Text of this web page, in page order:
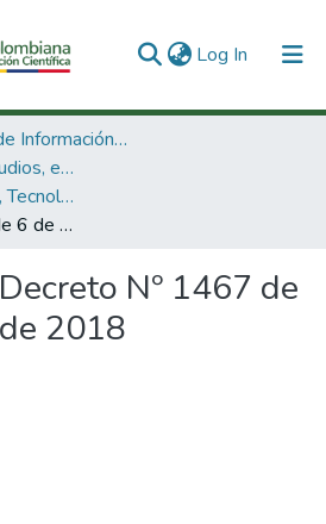
Log In (current)
3. Recursos de Información Científica y Tecnológica
3.2.1. Políticas, estudios, evaluaciones e indicadores de CTeI
Políticas de Ciencia, Tecnología e Innovación
Decreto Nº 1467 de 6 de agosto de 2018
Decreto Nº 1467 de
2018